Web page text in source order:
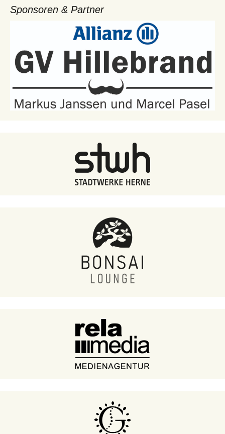
Sponsoren & Partner